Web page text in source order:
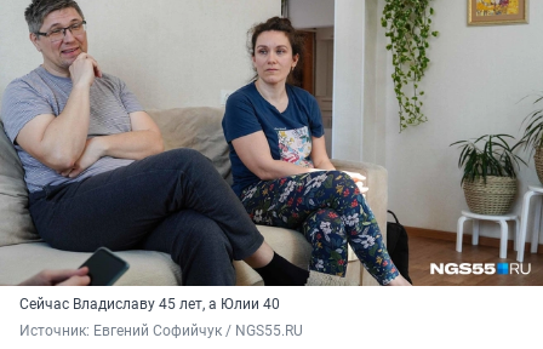
Сейчас Владиславу 45 лет, а Юлии 40
Источник: Евгений Софийчук / NGS55.RU